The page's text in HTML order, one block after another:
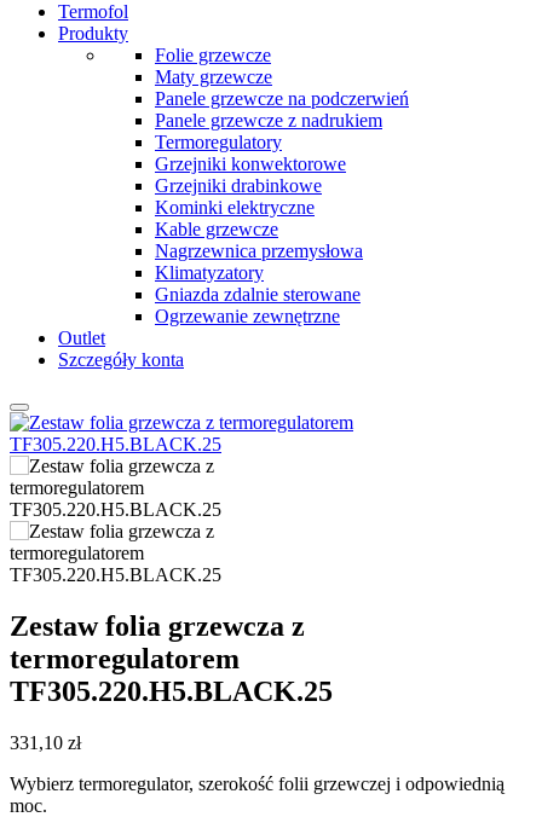
Termofol
Produkty
Folie grzewcze
Maty grzewcze
Panele grzewcze na podczerwień
Panele grzewcze z nadrukiem
Termoregulatory
Grzejniki konwektorowe
Grzejniki drabinkowe
Kominki elektryczne
Kable grzewcze
Nagrzewnica przemysłowa
Klimatyzatory
Gniazda zdalnie sterowane
Ogrzewanie zewnętrzne
Outlet
Szczegóły konta
Zestaw folia grzewcza z
termoregulatorem
TF305.220.H5.BLACK.25
331,10 zł
Wybierz termoregulator, szerokość folii grzewczej i odpowiednią
moc.